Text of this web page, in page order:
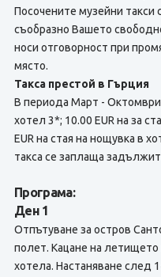
Посочените музейни такси
съобразно Вашето
носи отговорност при
място.
Такса престой в Гърция
В периода Март - Октомври
хотел 3*; 10.00 EUR на за
EUR на стая на нощувка в
такса се заплаща
Програма:
Ден 1
Отпътуване за остров
полет. Кацане на
хотела. Настаняване след